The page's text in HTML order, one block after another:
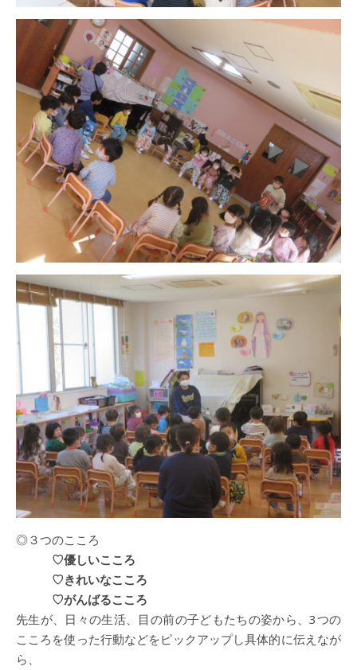
◎３つのこころ
♡優しいこころ
♡きれいなこころ
♡がんばるこころ
先生が、日々の生活、目の前の子どもたちの姿から、3つの
こころを使った行動などをピックアップし具体的に伝えなが
ら、